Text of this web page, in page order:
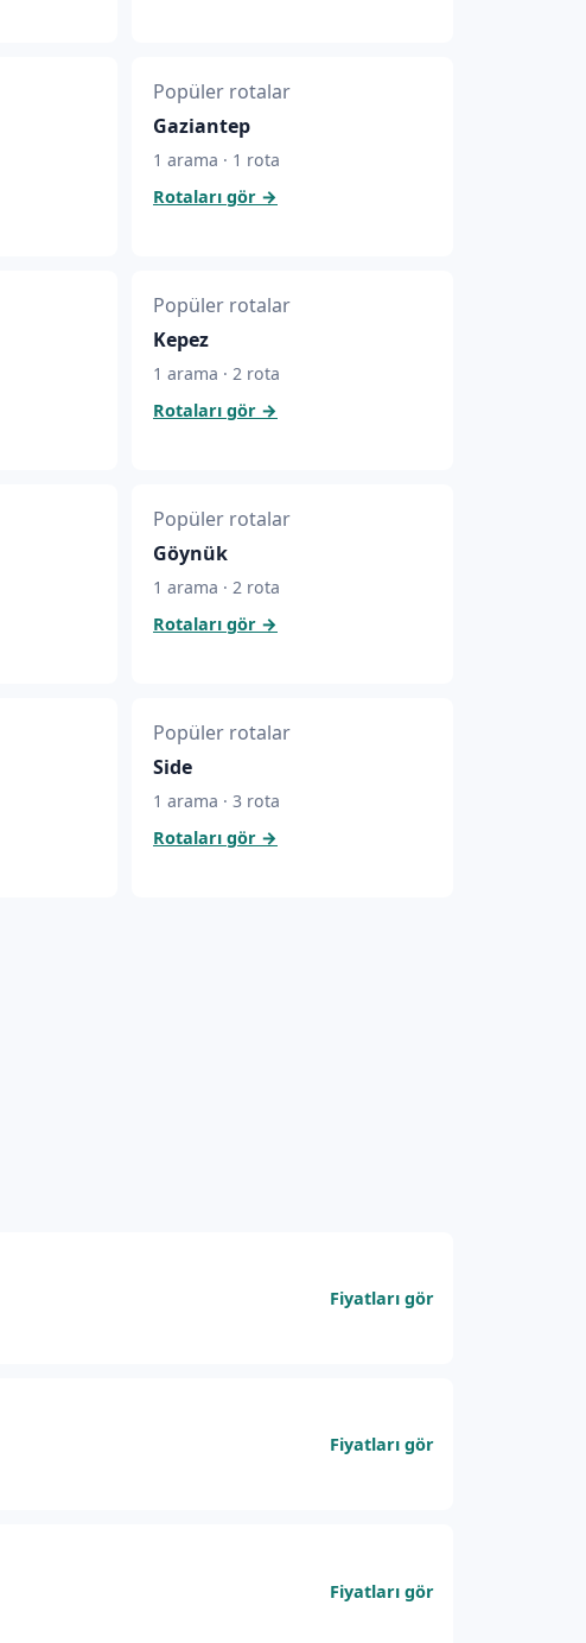
Popüler rotalar
Gaziantep
1 arama · 1 rota
Rotaları gör →
Popüler rotalar
Kepez
1 arama · 2 rota
Rotaları gör →
Popüler rotalar
Göynük
1 arama · 2 rota
Rotaları gör →
Popüler rotalar
Side
1 arama · 3 rota
Rotaları gör →
Fiyatları gör
Fiyatları gör
Fiyatları gör